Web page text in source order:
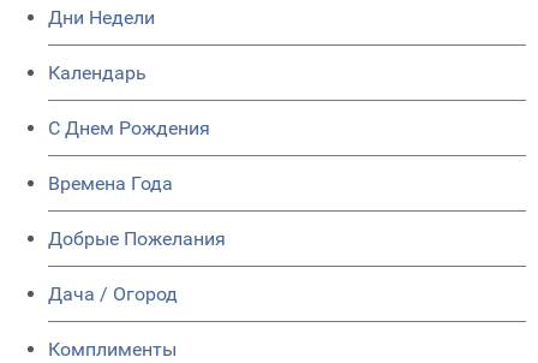
Дни Недели
Календарь
C Днем Рождения
Времена Года
Добрые Пожелания
Дача / Огород
Комплименты